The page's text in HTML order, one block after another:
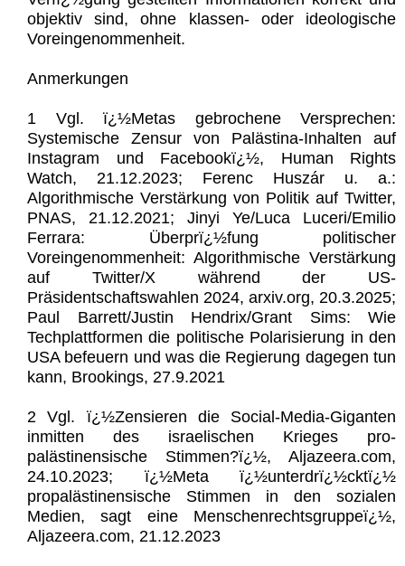
objektiv sind, ohne klassen- oder ideologische
Voreingenommenheit.
Anmerkungen
1 Vgl. ï¿½Metas gebrochene Versprechen:
Systemische Zensur von Palästina-Inhalten auf
Instagram und Facebookï¿½, Human Rights
Watch, 21.12.2023; Ferenc Huszár u. a.:
Algorithmische Verstärkung von Politik auf Twitter,
PNAS, 21.12.2021; Jinyi Ye/Luca Luceri/Emilio
Ferrara: Überprï¿½fung politischer
Voreingenommenheit: Algorithmische Verstärkung
auf Twitter/X während der US-
Präsidentschaftswahlen 2024, arxiv.org, 20.3.2025;
Paul Barrett/Justin Hendrix/Grant Sims: Wie
Techplattformen die politische Polarisierung in den
USA befeuern und was die Regierung dagegen tun
kann, Brookings, 27.9.2021
2 Vgl. ï¿½Zensieren die Social-Media-Giganten
inmitten des israelischen Krieges pro-
palästinensische Stimmen?ï¿½, Aljazeera.com,
24.10.2023; ï¿½Meta ï¿½unterdrï¿½cktï¿½
propalästinensische Stimmen in den sozialen
Medien, sagt eine Menschenrechtsgruppeï¿½,
Aljazeera.com, 21.12.2023